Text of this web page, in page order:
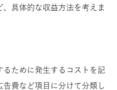
具体的な収益方法を考えま
るために発生するコストを記
告費など項目に分けて分類し